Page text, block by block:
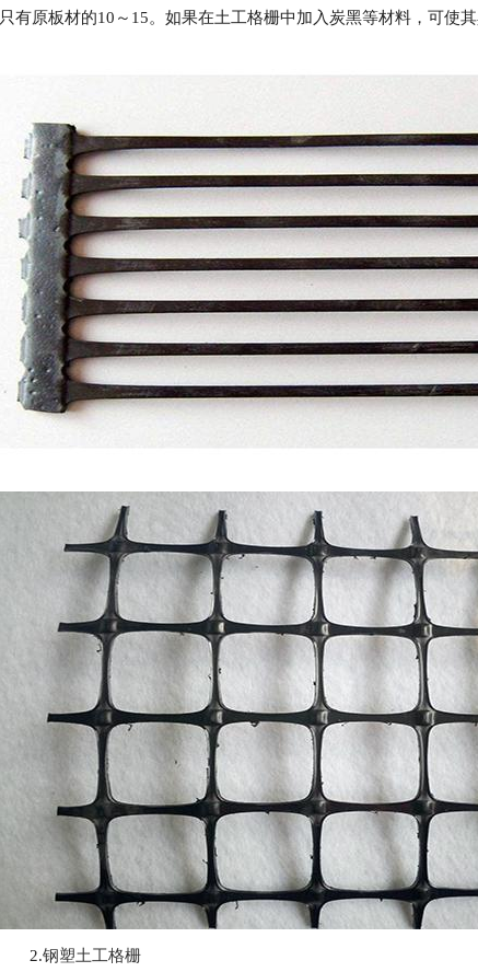
只有原板材的10～15。如果在土工格栅中加入炭黑等材料，可使
2.钢塑土工格栅